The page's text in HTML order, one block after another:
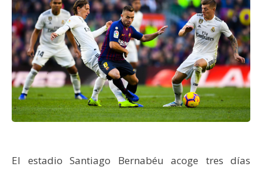
El estadio Santiago Bernabéu acoge tres días